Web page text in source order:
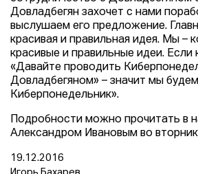
Довладбегян захочет с нами
выслушаем его предложение.
красивая и правильная идея. Мы –
красивые и правильные идеи. Если
«Давайте проводить
Довладбегяном» – значит мы
Киберпонедельник».
Подробности можно прочитать в
Александром Ивановым во
19.12.2016